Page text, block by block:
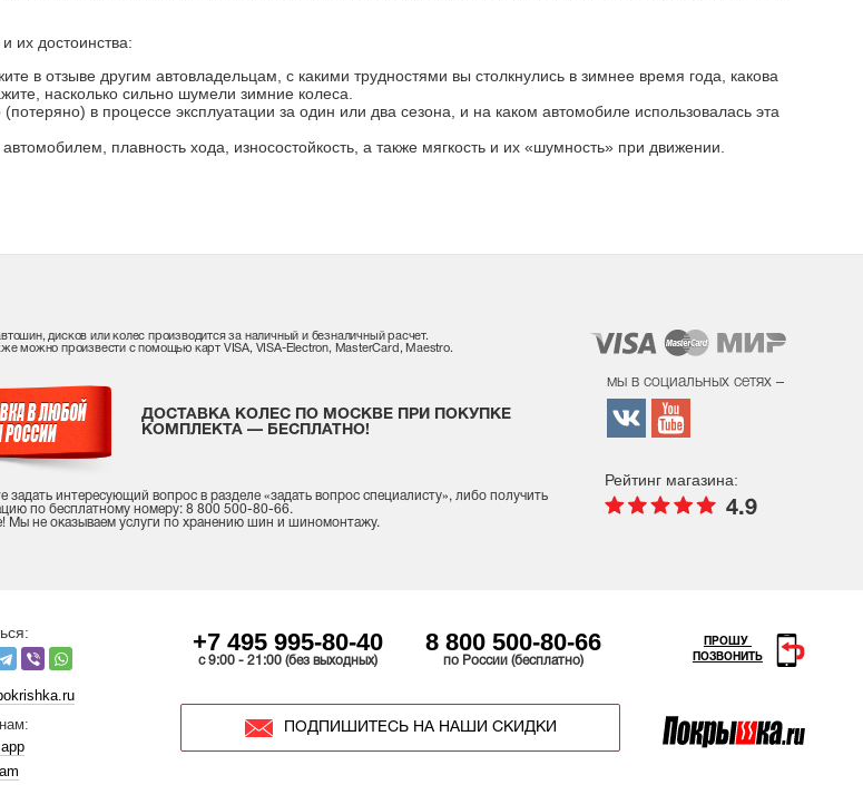
их достоинства:
в отзыве другим автовладельцам, с какими трудностями вы столкнулись в зимнее время года, какова
насколько сильно шумели зимние колеса.
в процессе эксплуатации за один или два сезона, и на каком автомобиле использовалась эта
плавность хода, износостойкость, а также мягкость и их «шумность» при движении.
дисков или колес производится за наличный и безналичный расчет.
можно произвести с помощью карт VISA, VISA-Electron, MasterCard, Maestro.
ДОСТАВКА КОЛЕС ПО МОСКВЕ ПРИ ПОКУПКЕ
КОМПЛЕКТА — БЕСПЛАТНО!
задать интересующий вопрос в разделе «задать вопрос специалисту», либо получить
по бесплатному номеру: 8 800 500-80-66.
Мы не оказываем услуги по хранению шин и шиномонтажу.
мы в социальных сетях –
Рейтинг магазина:
4.9
+7 495 995-80-40
c 9:00 - 21:00 (без выходных)
8 800 500-80-66
по России (бесплатно)
ПОДПИШИТЕСЬ НА НАШИ СКИДКИ
ПРОШУ
ПОЗВОНИТЬ